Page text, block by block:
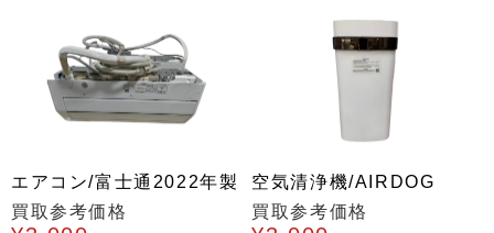
エアコン/富士通2022年製
買取参考価格
空気清浄機/AIRDOG
買取参考価格